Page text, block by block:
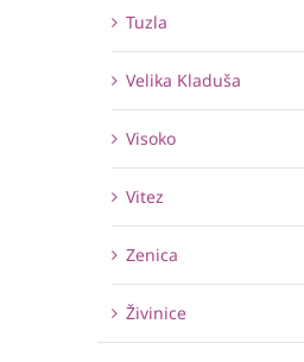
Tuzla
Velika Kladuša
Visoko
Vitez
Zenica
Živinice